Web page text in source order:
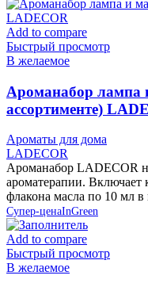
Add to compare
Быстрый просмотр
В желаемое
Ароманабор лампа
ассортименте)
Ароматы для дома
LADECOR
Ароманабор LADECOR
ароматерапии. Включает
флакона масла по 10 мл
Супер-ценаInGreen
Add to compare
Быстрый просмотр
В желаемое